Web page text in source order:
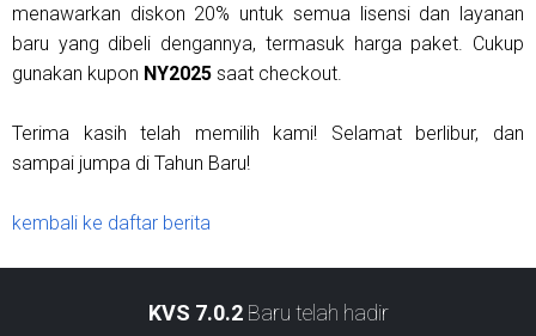
menawarkan diskon 20% untuk semua lisensi dan layanan
baru yang dibeli dengannya, termasuk harga paket. Cukup
gunakan kupon NY2025 saat checkout.
Terima kasih telah memilih kami! Selamat berlibur, dan
sampai jumpa di Tahun Baru!
kembali ke daftar berita
KVS 7.0.2Baru telah hadir